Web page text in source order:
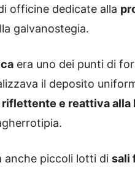
officine dedicate alla
galvanostegia.
era uno dei punti di
il deposito
e reattiva alla
anche piccoli lotti di sali